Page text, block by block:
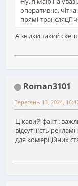
оперативна,
прямі трансляції
А звідки такий
Roman3101
Вересень 13, 2024,
Цікавий факт :
відсутність
для комерційних